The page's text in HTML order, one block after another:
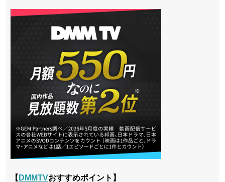
【 DMMTVおすすめポイント】